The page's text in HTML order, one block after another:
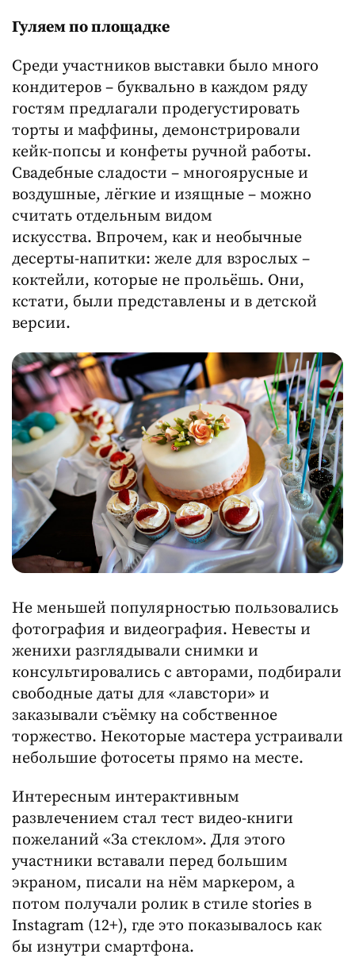
Гуляем по площадке
Среди участников выставки было много
кондитеров – буквально в каждом ряду
гостям предлагали продегустировать
торты и маффины, демонстрировали
кейк-попсы и конфеты ручной работы.
Свадебные сладости – многоярусные и
воздушные, лёгкие и изящные – можно
считать отдельным видом
искусства. Впрочем, как и необычные
десерты-напитки: желе для взрослых –
коктейли, которые не прольёшь. Они,
кстати, были представлены и в детской
версии.
Не меньшей популярностью пользовались
фотография и видеография. Невесты и
женихи разглядывали снимки и
консультировались с авторами, подбирали
свободные даты для «лавстори» и
заказывали съёмку на собственное
торжество. Некоторые мастера устраивали
небольшие фотосеты прямо на месте.
Интересным интерактивным
развлечением стал тест видео-книги
пожеланий «За стеклом». Для этого
участники вставали перед большим
экраном, писали на нём маркером, а
потом получали ролик в стиле stories в
Instagram (12+), где это показывалось как
бы изнутри смартфона.